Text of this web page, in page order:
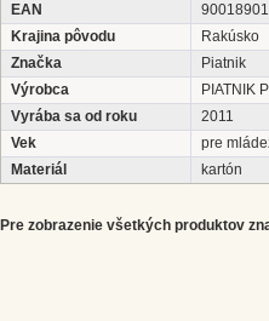
EAN
Krajina pôvodu
Rakúsko
Značka
Piatnik
Výrobca
PIATNIK
Vyrába sa od roku
2011
Vek
pre
Materiál
kartón
Pre zobrazenie všetkých produktov